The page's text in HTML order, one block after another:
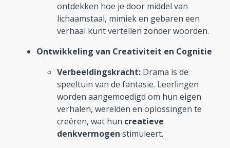
ontdekken hoe je door middel van
lichaamstaal, mimiek en gebaren een
verhaal kunt vertellen zonder woorden.
Ontwikkeling van Creativiteit en Cognitie
Verbeeldingskracht: Drama is de
speeltuin van de fantasie. Leerlingen
worden aangemoedigd om hun eigen
verhalen, werelden en oplossingen te
creëren, wat hun creatieve
denkvermogen stimuleert.